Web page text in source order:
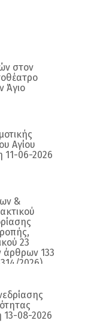
στον
Άγιο
Αγίου
11-06-2026
&
23
133
2026)
13-08-2026